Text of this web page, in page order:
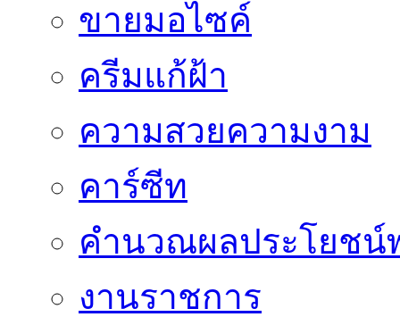
ขายมอไซค์
ครีมแก้ฝ้า
ความสวยความงาม
คาร์ซีท
คำนวณผลประโยชน์
งานราชการ